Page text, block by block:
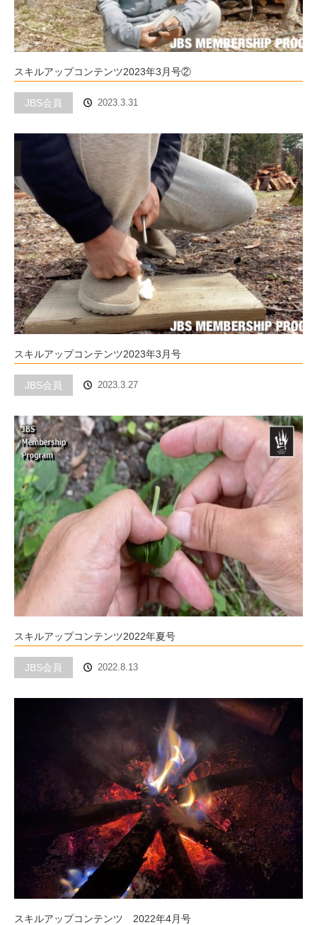
スキルアップコンテンツ2023年3月号②
JBS会員 2023.3.31
スキルアップコンテンツ2023年3月号
JBS会員 2023.3.27
スキルアップコンテンツ2022年夏号
JBS会員 2022.8.13
スキルアップコンテンツ 2022年4月号